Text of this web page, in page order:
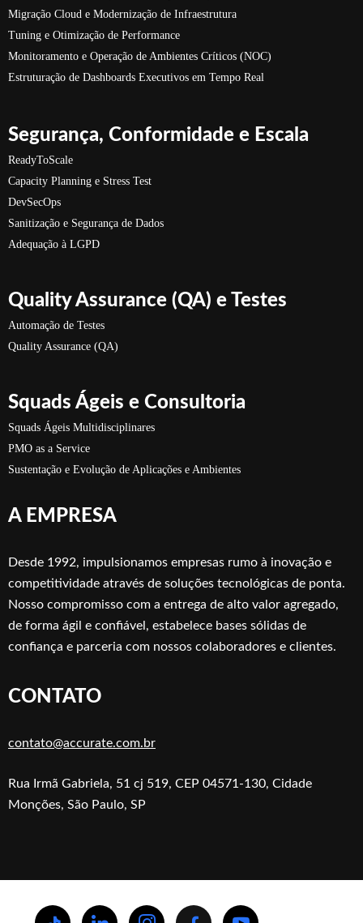
Migração Cloud e Modernização de Infraestrutura
Tuning e Otimização de Performance
Monitoramento e Operação de Ambientes Críticos (NOC)
Estruturação de Dashboards Executivos em Tempo Real
Segurança, Conformidade e Escala
ReadyToScale
Capacity Planning e Stress Test
DevSecOps
Sanitização e Segurança de Dados
Adequação à LGPD
Quality Assurance (QA) e Testes
Automação de Testes
Quality Assurance (QA)
Squads Ágeis e Consultoria
Squads Ágeis Multidisciplinares
PMO as a Service
Sustentação e Evolução de Aplicações e Ambientes
A EMPRESA
Desde 1992, impulsionamos empresas rumo à inovação e
competitividade através de soluções tecnológicas de ponta.
Nosso compromisso com a entrega de alto valor agregado,
de forma ágil e confiável, estabelece bases sólidas de
confiança e parceria com nossos colaboradores e clientes.
CONTATO
contato@accurate.com.br
Rua Irmã Gabriela, 51 cj 519, CEP 04571-130, Cidade
Monções, São Paulo, SP